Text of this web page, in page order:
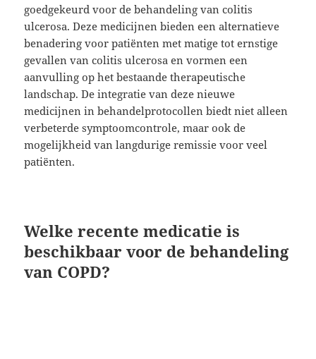
goedgekeurd voor de behandeling van colitis
ulcerosa. Deze medicijnen bieden een alternatieve
benadering voor patiënten met matige tot ernstige
gevallen van colitis ulcerosa en vormen een
aanvulling op het bestaande therapeutische
landschap. De integratie van deze nieuwe
medicijnen in behandelprotocollen biedt niet alleen
verbeterde symptoomcontrole, maar ook de
mogelijkheid van langdurige remissie voor veel
patiënten.
Welke recente medicatie is
beschikbaar voor de behandeling
van COPD?